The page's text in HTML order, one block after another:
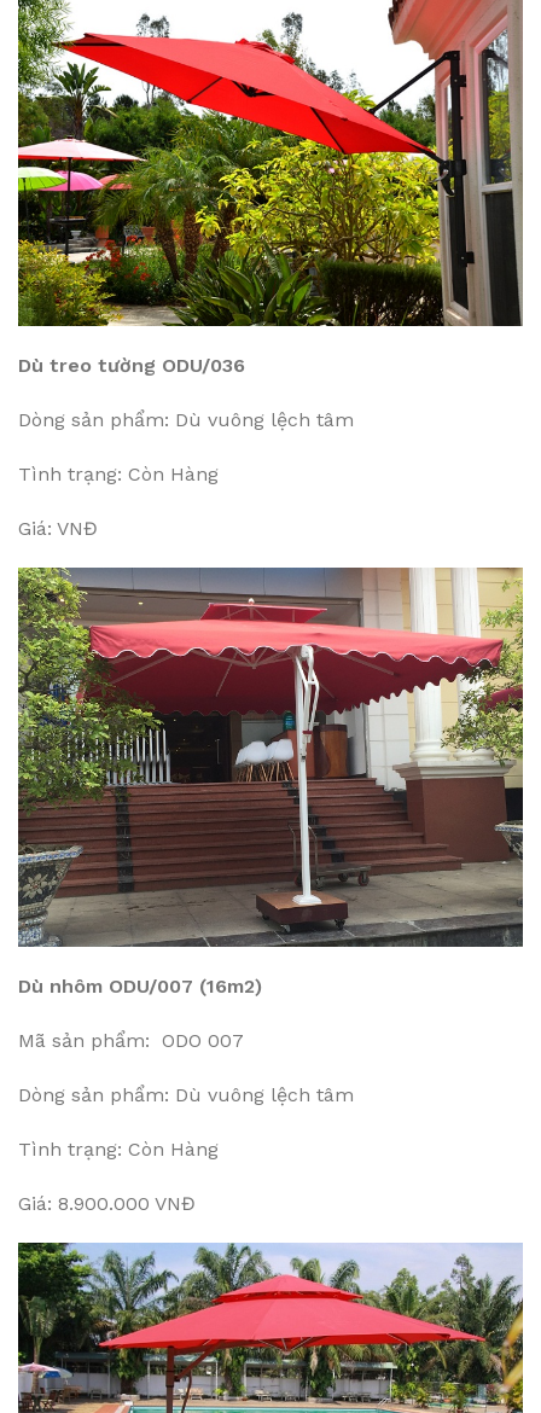
Dù treo tường ODU/036
Dòng sản phẩm: Dù vuông lệch tâm
Tình trạng: Còn Hàng
Giá: VNĐ
Dù nhôm ODU/007 (16m2)
Mã sản phẩm: ODO 007
Dòng sản phẩm: Dù vuông lệch tâm
Tình trạng: Còn Hàng
Giá: 8.900.000 VNĐ